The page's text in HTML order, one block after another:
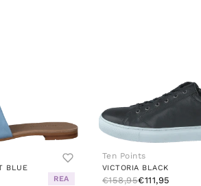
BLUE
REA
Ten Points
VICTORIA BLACK
€158,95€111,95